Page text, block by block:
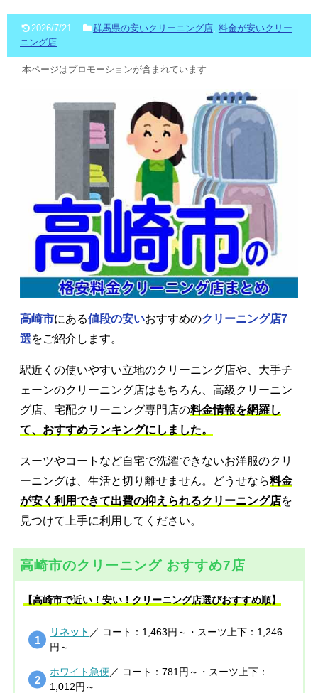
2026/7/21 群馬県の安いクリーニング店, 料金が安いクリー
ニング店
本ページはプロモーションが含まれています
高崎市にある値段の安いおすすめのクリーニング店7
選をご紹介します。
駅近くの使いやすい立地のクリーニング店や、大手チ
ェーンのクリーニング店はもちろん、高級クリーニン
グ店、宅配クリーニング専門店の料金情報を網羅し
て、おすすめランキングにしました。
スーツやコートなど自宅で洗濯できないお洋服のクリ
ーニングは、生活と切り離せません。どうせなら料金
が安く利用できて出費の抑えられるクリーニング店を
見つけて上手に利用してください。
高崎市のクリーニング おすすめ7店
【高崎市で近い！安い！クリーニング店選びおすすめ順】
リネット ／ コート：1,463円～・スーツ上下：1,246
円～
ホワイト急便 ／ コート：781円～・スーツ上下：
1,012円～